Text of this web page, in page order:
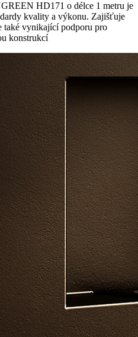
HD171 o délce 1 metru je
kvality a výkonu. Zajišťuje
také vynikající podporu pro
konstrukcí